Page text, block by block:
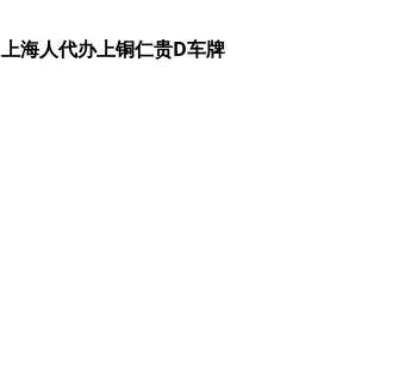
上海人代办上铜仁贵D车牌